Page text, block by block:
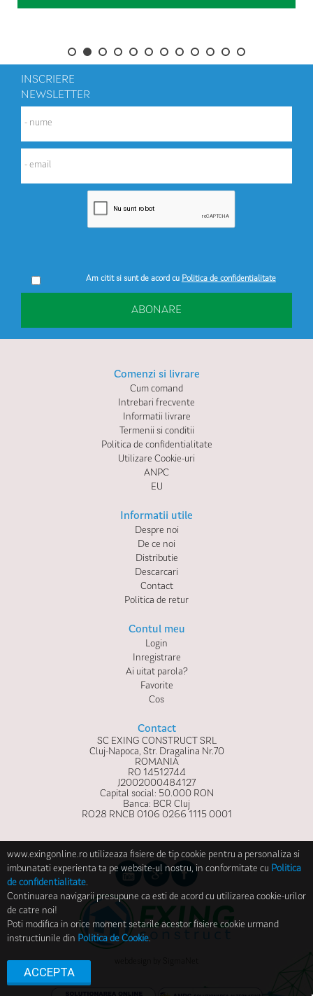
INSCRIERE
NEWSLETTER
Am citit si sunt de acord cu Politica de confidentialitate
ABONARE
Comenzi si livrare
Cum comand
Intrebari frecvente
Informatii livrare
Termenii si conditii
Politica de confidentialitate
Utilizare Cookie-uri
ANPC
EU
Informatii utile
Despre noi
De ce noi
Distributie
Descarcari
Contact
Politica de retur
Contul meu
Login
Inregistrare
Ai uitat parola?
Favorite
Cos
Contact
SC EXING CONSTRUCT SRL
Cluj-Napoca, Str. Dragalina Nr.70
ROMANIA
RO 14512744
J2002000484127
Capital social: 50.000 RON
Banca: BCR Cluj
RO28 RNCB 0106 0266 1115 0001
www.exingonline.ro utilizeaza fisiere de tip cookie pentru a personaliza si
imbunatati experienta ta pe website-ul nostru, in conformitate cu Politica
de confidentialitate.
Continuarea navigarii presupune ca esti de acord cu utilizarea cookie-urilor
de catre noi!
Poti modifica in orice moment setarile acestor fisiere cookie urmand
instructiunile din Politica de Cookie.
ACCEPTA